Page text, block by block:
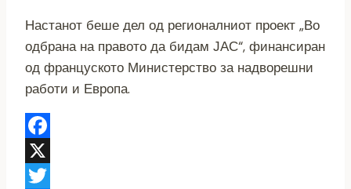
Настанот беше дел од регионалниот проект „Во
одбрана на правото да бидам ЈАС“, финансиран
од француското Министерство за надворешни
работи и Европа.
Facebook
X